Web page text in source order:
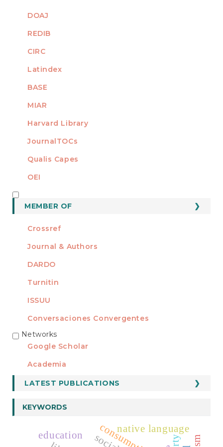
DOAJ
REDIB
CIRC
Latindex
BASE
MIAR
Harvard Library
JournalTOCs
Qualis Capes
OEI
MEMBER OF
Crossref
Journal & Authors
DARDO
Turnitin
ISSUU
Conversaciones Convergentes
REDES
Networks
Google Scholar
Academia
LATEST PUBLICATIONS
KEYWORDS
education
native language